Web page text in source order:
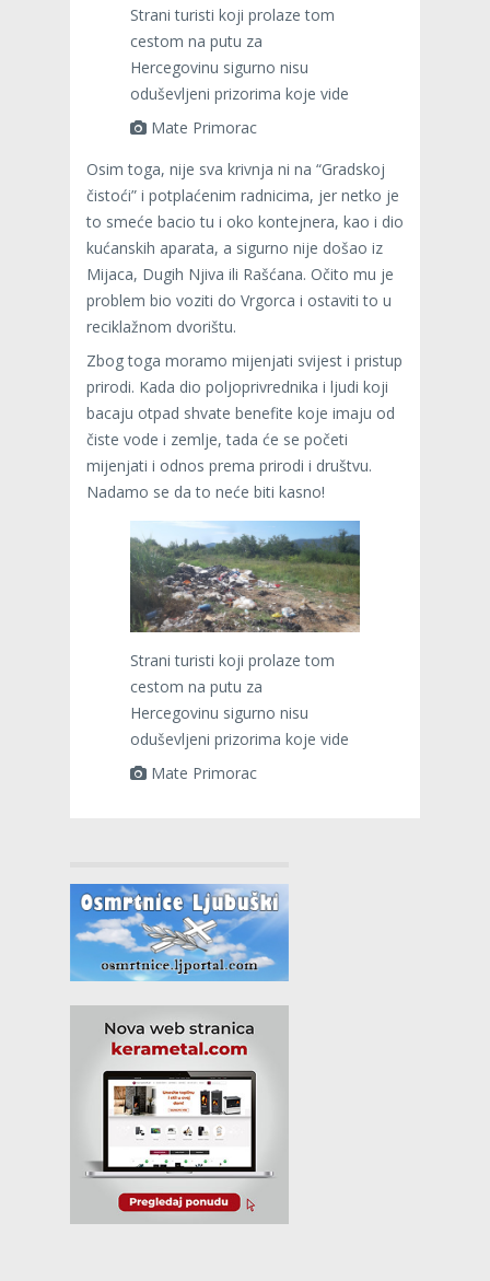
Strani turisti koji prolaze tom
cestom na putu za
Hercegovinu sigurno nisu
oduševljeni prizorima koje vide
Mate Primorac
Osim toga, nije sva krivnja ni na “Gradskoj
čistoći” i potplaćenim radnicima, jer netko je
to smeće bacio tu i oko kontejnera, kao i dio
kućanskih aparata, a sigurno nije došao iz
Mijaca, Dugih Njiva ili Rašćana. Očito mu je
problem bio voziti do Vrgorca i ostaviti to u
reciklažnom dvorištu.
Zbog toga moramo mijenjati svijest i pristup
prirodi. Kada dio poljoprivrednika i ljudi koji
bacaju otpad shvate benefite koje imaju od
čiste vode i zemlje, tada će se početi
mijenjati i odnos prema prirodi i društvu.
Nadamo se da to neće biti kasno!
Strani turisti koji prolaze tom
cestom na putu za
Hercegovinu sigurno nisu
oduševljeni prizorima koje vide
Mate Primorac